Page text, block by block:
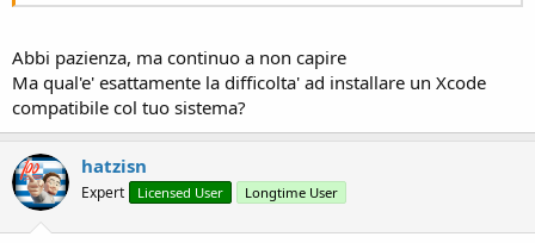
Abbi pazienza, ma continuo a non capire
Ma qual'e' esattamente la difficolta' ad installare un Xcode
compatibile col tuo sistema?
hatzisn
Expert Licensed User Longtime User